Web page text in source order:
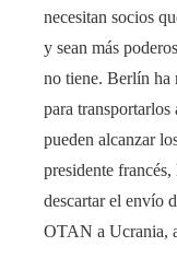
necesitan socios
y sean más
no tiene. Berlín ha
para
pueden alcanzar
presidente
descartar el envío
OTAN a Ucrania,